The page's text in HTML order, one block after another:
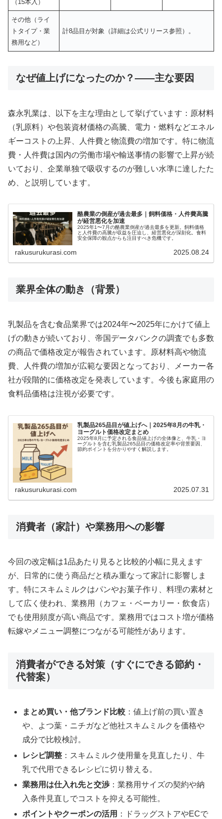
（15本入）
その他（ライ
トタイプ・業
務用など）
計8品目が対象（詳細は公式リリース参照）。
なぜ値上げになったのか？――主な要因
森永乳業は、以下を主な理由として挙げています：原材料
（乳原料）や包装資材価格の高騰、電力・燃料などエネル
ギーコストの上昇、人件費と物流費の増加です。特に物流
費・人件費は国内の労働市場や輸送事情の影響で上昇が続
いており、企業単独で吸収するのが難しい水準に達したた
め、と説明しています。
酪農業の倒産が過去最多｜飼料価格・人件費高騰
が経営悪化を加速
2025年1〜7月の酪農業倒産が過去最多を更新。飼料価格
と人件費の高騰が収益を圧迫し、経営悪化が深刻化。食料
安全保障の観点からも注目すべき危機です。
rakusurukurasi.com 2025.08.24
業界全体の動き（背景）
乳製品を含む食品業界では2024年〜2025年にかけて値上
げの動きが続いており、帝国データバンクの調査でも多数
の商品で価格改定が報告されています。原材料高や物流
費、人件費の増加が広範な要因となっており、メーカー各
社が段階的に価格改定を発表しています。今後も家庭用の
食料品価格は注視が必要です。
乳製品265品目が値上げへ｜2025年8月の牛乳・
ヨーグルト価格改定まとめ
2025年8月に予定される食品値上げの全体像と、牛乳・ヨ
ーグルトを含む乳製品265品目の価格改定率や背景要因、
節約ポイントを分かりやすく解説します。
rakusurukurasi.com 2025.07.31
消費者（家計）や業務用への影響
今回の改定幅は1品あたり見ると比較的小幅に見えます
が、日常的に使う商品だと積み重なって家計に影響しま
す。特にスキムミルクはパンやお菓子作り、料理の素材と
して広く使われ、業務用（カフェ・ベーカリー・飲食店）
でも使用頻度が高い商品です。業務用ではコスト増が価格
転嫁やメニュー調整につながる可能性があります。
消費者ができる対策（すぐにできる節約・
代替案）
まとめ買い・他ブランド比較 ：値上げ前の買い置き
や、よつ葉・ニチガなど他社スキムミルクを価格や
成分で比較検討。
レシピ調整 ：スキムミルク使用量を見直したり、牛
乳で代用できるレシピに切り替える。
業務用は仕入れ先と交渉 ：業務用サイズの契約や納
入条件見直しでコストを抑える可能性。
ポイントやクーポンの活用 ：ドラッグストアやECで